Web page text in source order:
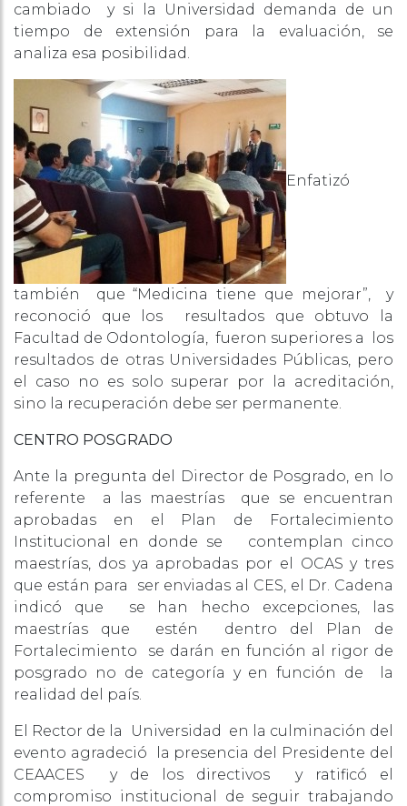
cambiado y si la Universidad demanda de un
tiempo de extensión para la evaluación, se
analiza esa posibilidad.
Enfatizó
también que “Medicina tiene que mejorar”, y
reconoció que los resultados que obtuvo la
Facultad de Odontología, fueron superiores a los
resultados de otras Universidades Públicas, pero
el caso no es solo superar por la acreditación,
sino la recuperación debe ser permanente.
CENTRO POSGRADO
Ante la pregunta del Director de Posgrado, en lo
referente a las maestrías que se encuentran
aprobadas en el Plan de Fortalecimiento
Institucional en donde se contemplan cinco
maestrías, dos ya aprobadas por el OCAS y tres
que están para ser enviadas al CES, el Dr. Cadena
indicó que se han hecho excepciones, las
maestrías que estén dentro del Plan de
Fortalecimiento se darán en función al rigor de
posgrado no de categoría y en función de la
realidad del país.
El Rector de la Universidad en la culminación del
evento agradeció la presencia del Presidente del
CEAACES y de los directivos y ratificó el
compromiso institucional de seguir trabajando